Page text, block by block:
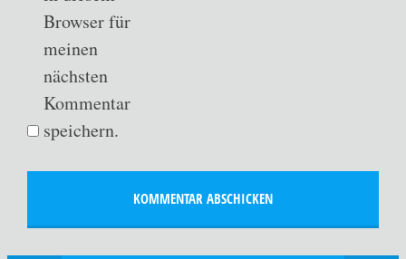
Browser für
meinen
nächsten
Kommentar
speichern.